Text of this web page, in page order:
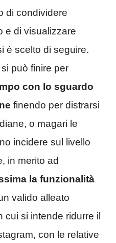
di condividere
e di visualizzare
è scelto di seguire.
può finire per
con lo sguardo
finendo per distrarsi
o magari le
incidere sul livello
in merito ad
la funzionalità
valido alleato
cui si intende ridurre il
con le relative